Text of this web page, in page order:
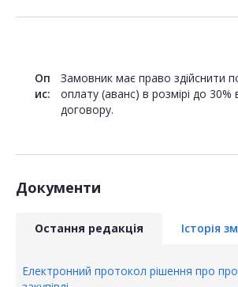
Оп
ис:
Замовник має право здійснити
оплату (аванс) в розмірі до 30%
договору.
Документи
Остання редакція Історія
Електронний протокол рішення про